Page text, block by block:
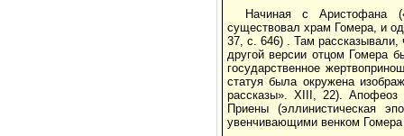
Начиная с Аристофана
существовал храм Гомера, и
37, с. 646) . Там рассказывали,
другой версии отцом Гомера
государственное
статуя была окружена
рассказы». ХIII, 22). Апофеоз
Приены (эллинистическая
увенчивающими венком Гомера